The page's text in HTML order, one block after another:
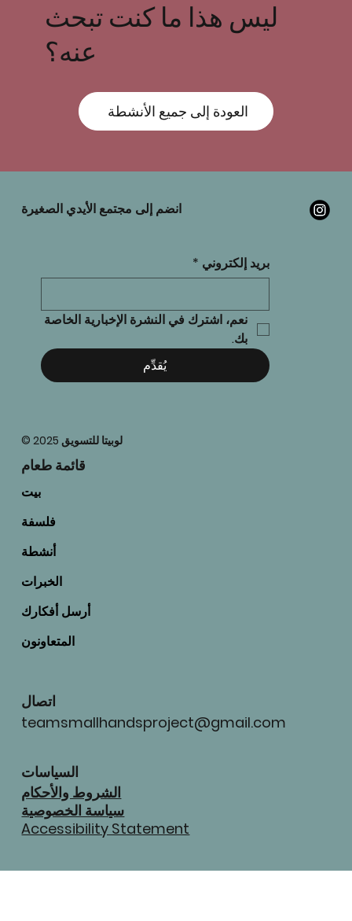
ليس هذا ما كنت تبحث
عنه؟
العودة إلى جميع الأنشطة
انضم إلى مجتمع الأيدي الصغيرة
بريد إلكتروني *
بك.
يُقدِّم
قائمة طعام
بيت
فلسفة
أنشطة
الخبرات
أرسل أفكارك
المتعاونون
اتصال
teamsmallhandsproject@gmail.com
السياسات
الشروط والأحكام
سياسة الخصوصية
Accessibility Statement
© 2025 لوبيتا للتسويق